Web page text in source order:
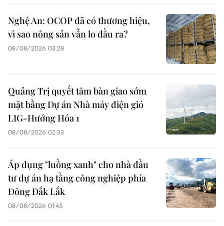
Nghệ An: OCOP đã có thương hiệu,
vì sao nông sản vẫn lo đầu ra?
08/08/2026 03:28
Quảng Trị quyết tâm bàn giao sớm
mặt bằng Dự án Nhà máy điện gió
LIG-Hướng Hóa 1
08/08/2026 02:33
Áp dụng "luồng xanh" cho nhà đầu
tư dự án hạ tầng công nghiệp phía
Đông Đắk Lắk
08/08/2026 01:45